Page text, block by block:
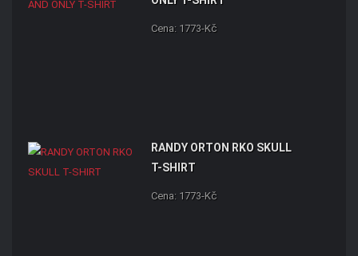
Cena: 1773-Kč
RANDY ORTON RKO SKULL
T-SHIRT
Cena: 1773-Kč